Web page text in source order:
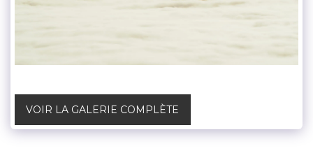
VOIR LA GALERIE COMPLÈTE